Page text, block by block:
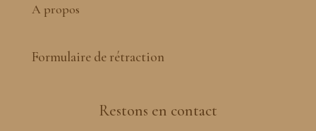
A propos
Formulaire de rétraction
Restons en contact